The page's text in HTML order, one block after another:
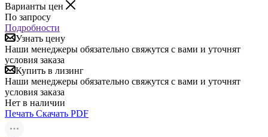
Варианты цен
По запросу
Подробности
Узнать цену
Наши менеджеры обязательно свяжутся с вами и уточнят
условия заказа
Купить в лизинг
Наши менеджеры обязательно свяжутся с вами и уточнят
условия заказа
Нет в наличии
Печать Скачать PDF